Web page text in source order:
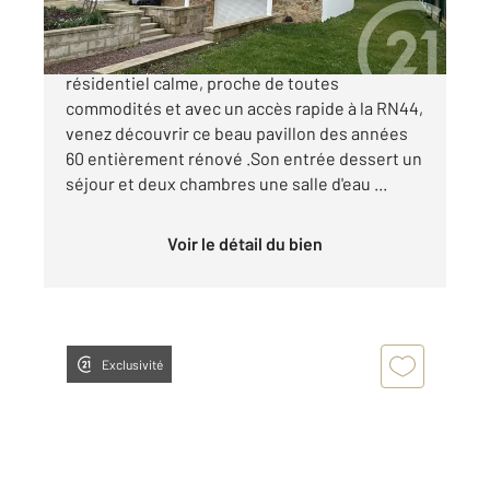
Châlons-en-Champagne, dans un secteur
résidentiel calme, proche de toutes
commodités et avec un accès rapide à la RN44,
venez découvrir ce beau pavillon des années
60 entièrement rénové .Son entrée dessert un
séjour et deux chambres une salle d'eau ...
Voir le détail du bien
Exclusivité